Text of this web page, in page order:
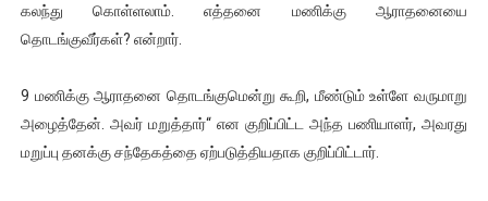
கலந்து கொள்ளலாம். எத்தனை மணிக்கு ஆராதனையை
தொடங்குவீர்கள்? என்றார்.
9 மணிக்கு ஆராதனை தொடங்குமென்று கூறி, மீண்டும் உள்ளே வருமாறு
அழைத்தேன். அவர் மறுத்தார்“ என குறிப்பிட்ட அந்த பணியாளர், அவரது
மறுப்பு தனக்கு சந்தேகத்தை ஏற்படுத்தியதாக குறிப்பிட்டார்.